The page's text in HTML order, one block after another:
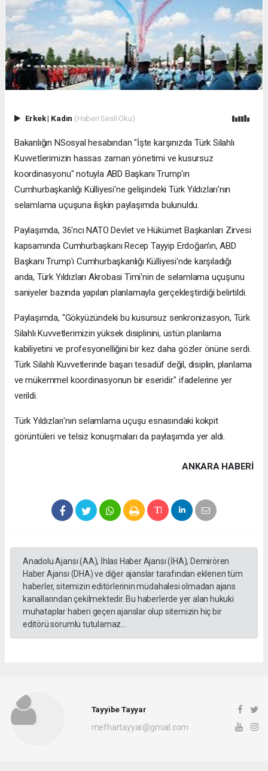
Erkek| Kadın (Haberi Sesli Oku)
Bakanlığın NSosyal hesabından "İşte karşınızda Türk Silahlı
Kuvvetlerimizin hassas zaman yönetimi ve kusursuz
koordinasyonu" notuyla ABD Başkanı Trump'ın
Cumhurbaşkanlığı Külliyesi'ne gelişindeki Türk Yıldızları'nın
selamlama uçuşuna ilişkin paylaşımda bulunuldu.
Paylaşımda, 36'ncı NATO Devlet ve Hükümet Başkanları Zirvesi
kapsamında Cumhurbaşkanı Recep Tayyip Erdoğan'ın, ABD
Başkanı Trump'ı Cumhurbaşkanlığı Külliyesi'nde karşıladığı
anda, Türk Yıldızları Akrobasi Timi'nin de selamlama uçuşunu
saniyeler bazında yapılan planlamayla gerçekleştirdiği belirtildi.
Paylaşımda, "Gökyüzündeki bu kusursuz senkronizasyon, Türk
Silahlı Kuvvetlerimizin yüksek disiplinini, üstün planlama
kabiliyetini ve profesyonelliğini bir kez daha gözler önüne serdi.
Türk Silahlı Kuvvetlerinde başarı tesadüf değil, disiplin, planlama
ve mükemmel koordinasyonun bir eseridir." ifadelerine yer
verildi.
Türk Yıldızları'nın selamlama uçuşu esnasındaki kokpit
görüntüleri ve telsiz konuşmaları da paylaşımda yer aldı.
ANKARA HABERİ
Anadolu Ajansı (AA), İhlas Haber Ajansı (İHA), Demirören
Haber Ajansı (DHA) ve diğer ajanslar tarafından eklenen tüm
haberler, sitemizin editörlerinin müdahalesi olmadan ajans
kanallarından çekilmektedir. Bu haberlerde yer alan hukuki
muhataplar haberi geçen ajanslar olup sitemizin hiç bir
editörü sorumlu tutulamaz...
Tayyibe Tayyar
mefhartayyar@gmail.com